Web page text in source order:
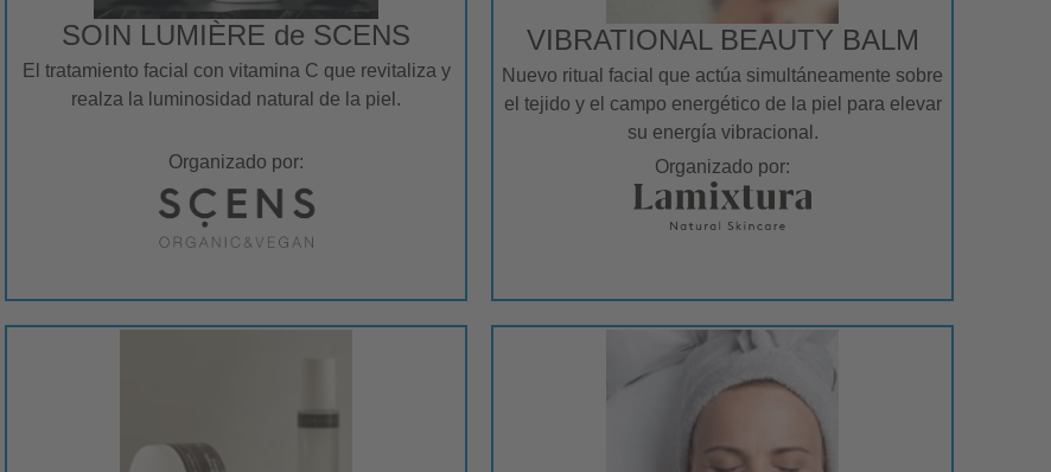
SOIN LUMIÈRE de SCENS
El tratamiento facial con vitamina C que revitaliza y
realza la luminosidad natural de la piel.
Organizado por:
VIBRATIONAL BEAUTY BALM
Nuevo ritual facial que actúa simultáneamente sobre
el tejido y el campo energético de la piel para elevar
su energía vibracional.
Organizado por: